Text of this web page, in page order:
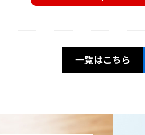
一覧はこちら